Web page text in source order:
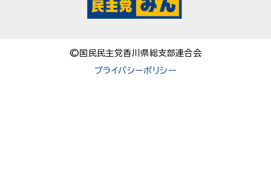
©国民民主党香川県総支部連合会
プライバシーポリシー